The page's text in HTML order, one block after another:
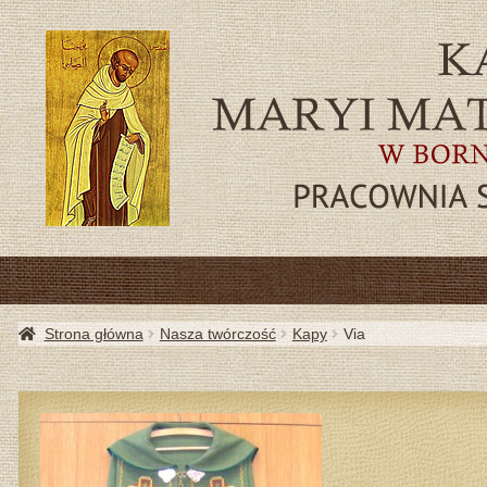
Strona główna Nasza twórczość Kapy Via